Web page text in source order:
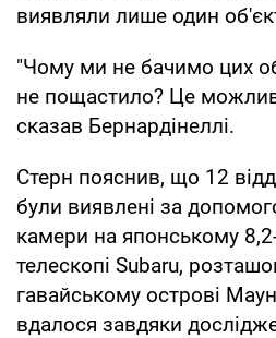
виявляли лише один
"Чому ми не бачимо цих
не пощастило? Це
сказав Бернардінеллі.
Стерн пояснив, що 12
були виявлені за
камери на японському
телескопі Subaru,
гавайському острові
вдалося завдяки